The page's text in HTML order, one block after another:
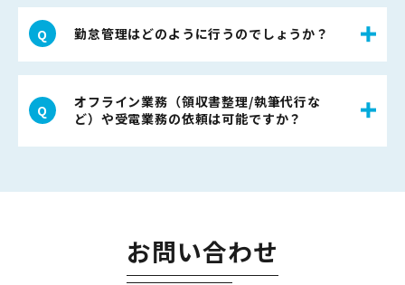
勤怠管理はどのように行うのでしょうか？
オフライン業務（領収書整理/執筆代行な
ど）や受電業務の依頼は可能ですか？
お問い合わせ